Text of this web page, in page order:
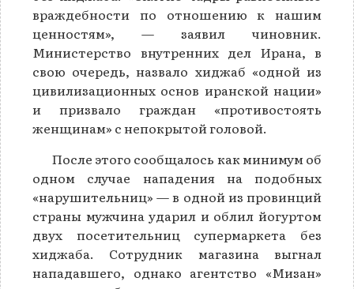
враждебности по отношению к нашим
ценностям», — заявил чиновник.
Министерство внутренних дел Ирана, в
свою очередь, назвало хиджаб «одной из
цивилизационных основ иранской нации»
и призвало граждан «противостоять
женщинам» с непокрытой головой.
После этого сообщалось как минимум об
одном случае нападения на подобных
«нарушительниц» — в одной из провинций
страны мужчина ударил и облил йогуртом
двух посетительниц супермаркета без
хиджаба. Сотрудник магазина выгнал
нападавшего, однако агентство «Мизан»